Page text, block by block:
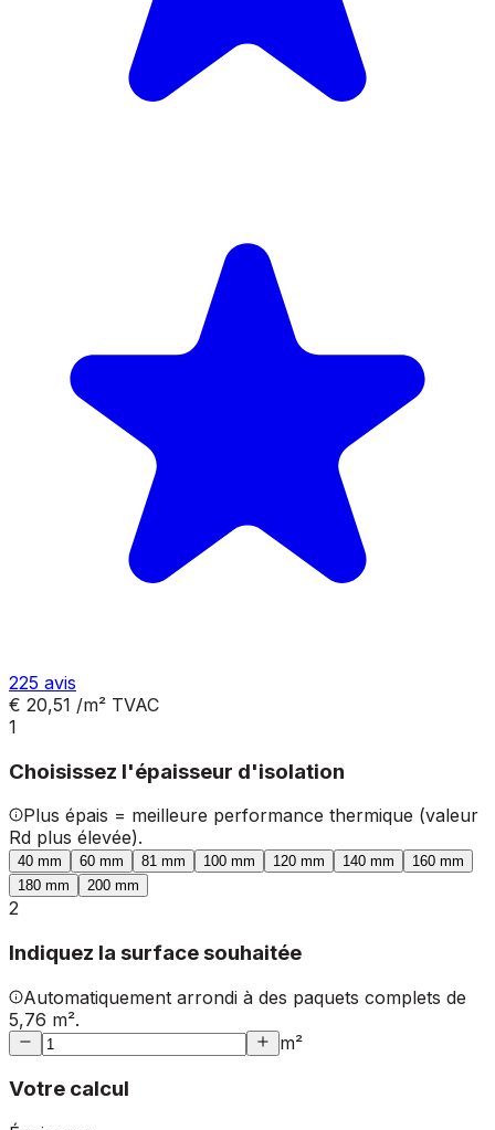
225 avis
€ 20,51 /m² TVAC
1
Choisissez l'épaisseur d'isolation
Plus épais = meilleure performance thermique (valeur
Rd plus élevée).
40 mm 60 mm 81 mm 100 mm 120 mm 140 mm 160 mm
180 mm 200 mm
2
Indiquez la surface souhaitée
Automatiquement arrondi à des paquets complets de
5,76 m².
m²
Votre calcul